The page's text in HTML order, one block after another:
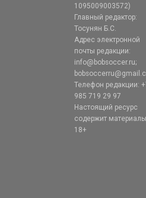
1095009003572)
Главный редактор:
Тосунян Б.С.
Адрес электронной
почты редакции:
info@bobsoccer.ru;
Телефон редакции:
985 719 29 97
Настоящий ресурс
содержит
18+